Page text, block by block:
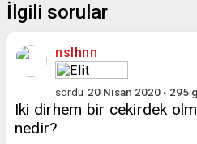
İlgili sorular
nslhnn
sordu 20 Nisan 2020 295
Iki dirhem bir cekirdek
nedir?